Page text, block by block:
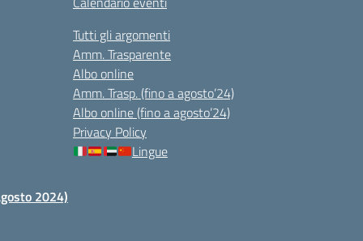
Tutti gli argomenti
Amm. Trasparente
Albo online
Amm. Trasp. (fino a agosto’24)
Albo online (fino a agosto’24)
Privacy Policy
Lingue
2024)